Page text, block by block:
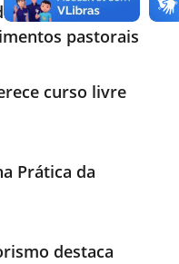
vulneráveis em
pastorais
curso livre
Prática da
destaca